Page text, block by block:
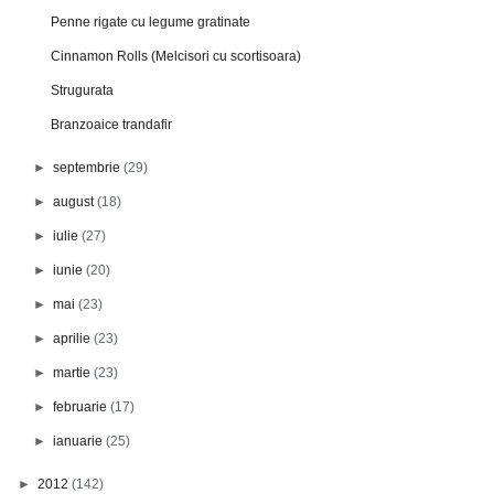
Penne rigate cu legume gratinate
Cinnamon Rolls (Melcisori cu scortisoara)
Strugurata
Branzoaice trandafir
►septembrie(29)
►august(18)
►iulie(27)
►iunie(20)
►mai(23)
►aprilie(23)
►martie(23)
►februarie(17)
►ianuarie(25)
► 2012 (142)